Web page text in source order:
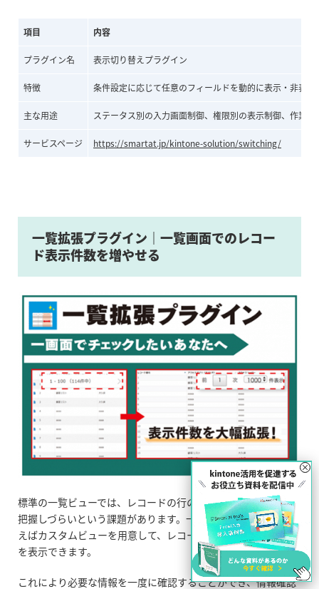
項目 内容
プラグイン名 表示切り替えプラグイン
特徴 条件設定に応じて任意のフィールドを動的に表示・非表示
主な用途 ステータス別の入力画面制御、権限別の表示制御、作業
サービスページ https://smartat.jp/kintone-solution/switching/
一覧拡張プラグイン｜一覧画面でのレコー
ド表示件数を増やせる
標準の一覧ビューでは、レコードの行の幅が広く一度に情報を
把握しづらいという課題があります。一覧拡張プラグインを使
えばカスタムビューを用意して、レコード件数が多い一覧画面
を表示できます。
これにより必要な情報を一度に確認することができ、情報確認
×